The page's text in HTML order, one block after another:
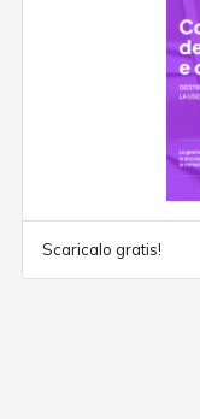
Scaricalo gratis!